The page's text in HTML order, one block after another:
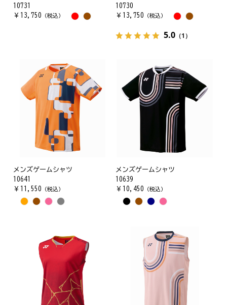
10731
￥ 13,750 （税込）
10730
￥ 13,750 （税込）
5.0（1）
メンズゲームシャツ
10641
￥ 11,550 （税込）
メンズゲームシャツ
10639
￥ 10,450 （税込）